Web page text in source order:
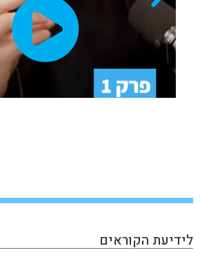
לידיעת הקוראים